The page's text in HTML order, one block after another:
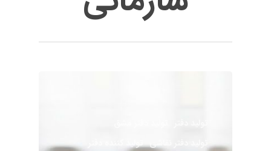
تولید دفتر نقاشی تولید کننده دفتر